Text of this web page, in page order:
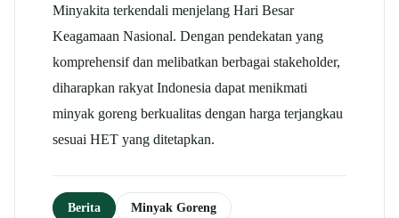
Minyakita terkendali menjelang Hari Besar
Keagamaan Nasional. Dengan pendekatan yang
komprehensif dan melibatkan berbagai stakeholder,
diharapkan rakyat Indonesia dapat menikmati
minyak goreng berkualitas dengan harga terjangkau
sesuai HET yang ditetapkan.
Berita Minyak Goreng